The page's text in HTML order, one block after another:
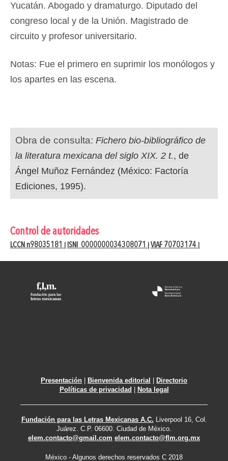
Yucatán. Abogado y dramaturgo. Diputado del
congreso local y de la Unión. Magistrado de
circuito y profesor universitario.
Notas: Fue el primero en suprimir los monólogos y
los apartes en las escena.
Obra de consulta: Fichero bio-bibliográfico de
la literatura mexicana del siglo XIX. 2 t., de
Ángel Muñoz Fernández (México: Factoría
Ediciones, 1995).
Control de autoridades
LCCN n98035181 ISNI 0000000034308071 VIAF 70703174
Presentación Bienvenida editorial
Directorio
Políticas de privacidad
Nota legal
Fundación para las Letras Mexicanas A.C. Liverpool 16, Col.
Juárez. C.P. 06600. Ciudad de México.
elem.contacto@gmail.com elem.contacto@flm.org.mx
México - Algunos derechos reservados C 2018